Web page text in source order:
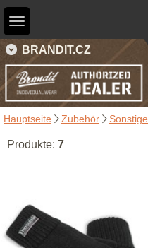
BRANDIT.CZ
Hauptseite Zubehör Sonstige
Produkte: 7